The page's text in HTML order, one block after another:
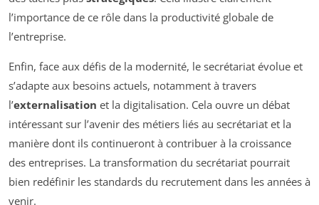
l’importance de ce rôle dans la productivité globale de
l’entreprise.
Enfin, face aux défis de la modernité, le secrétariat évolue et
s’adapte aux besoins actuels, notamment à travers
l’externalisation et la digitalisation. Cela ouvre un débat
intéressant sur l’avenir des métiers liés au secrétariat et la
manière dont ils continueront à contribuer à la croissance
des entreprises. La transformation du secrétariat pourrait
bien redéfinir les standards du recrutement dans les années à
venir.